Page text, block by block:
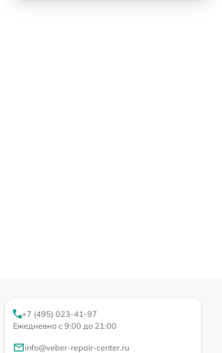
+7 (495) 023-41-97
Ежедневно с 9:00 до 21:00
info@veber-repair-center.ru